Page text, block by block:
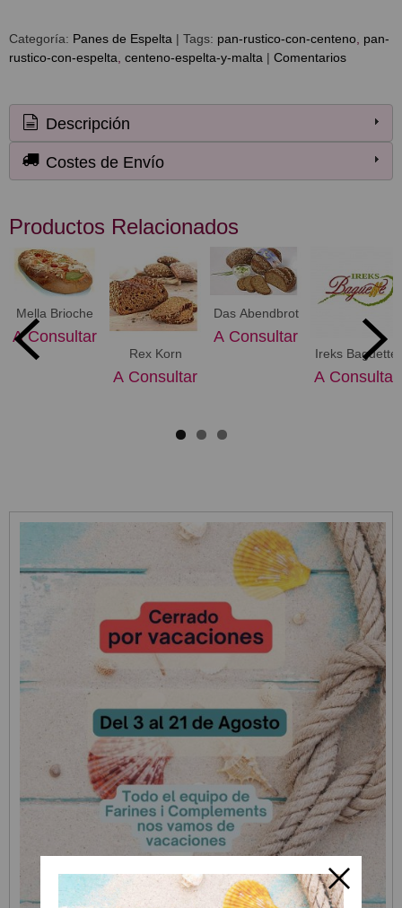
Categoría: Panes de Espelta | Tags: pan-rustico-con-centeno pan-
rustico-con-espelta centeno-espelta-y-malta | Comentarios
Descripción
Costes de Envío
Productos Relacionados
Mella Brioche
A Consultar
Rex Korn
A Consultar
Das Abendbrot
A Consultar
Ireks Baguette
A Consultar